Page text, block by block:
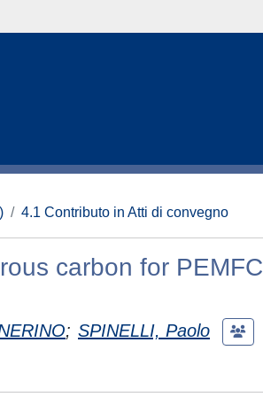
4.1 Contributo in Atti di convegno
carbon for PEMFC
; SPINELLI, Paolo